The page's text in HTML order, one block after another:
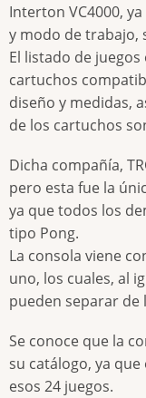
Interton VC4000,
y modo de trabajo,
El listado de
cartuchos
diseño y medidas,
de los cartuchos
Dicha compañía,
pero esta fue la
ya que todos los
tipo Pong.
La consola viene
uno, los cuales, al
pueden separar de
Se conoce que la
su catálogo, ya
esos 24 juegos.